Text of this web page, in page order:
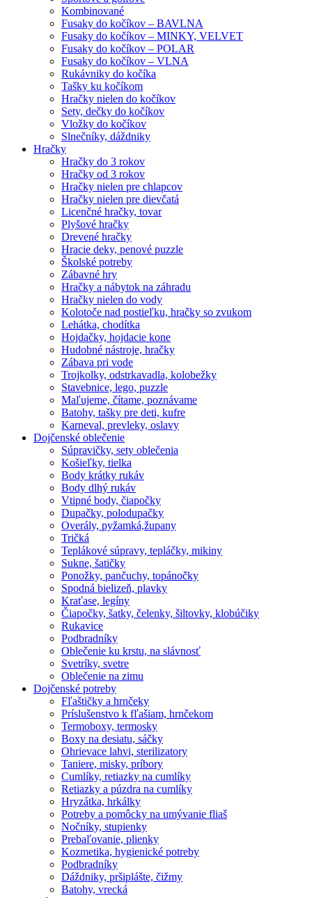
Kombinované
Fusaky do kočíkov – BAVLNA
Fusaky do kočíkov – MINKY, VELVET
Fusaky do kočíkov – POLAR
Fusaky do kočíkov – VLNA
Rukávniky do kočíka
Tašky ku kočíkom
Hračky nielen do kočíkov
Sety, dečky do kočíkov
Vložky do kočíkov
Slnečníky, dáždniky
Hračky
Hračky do 3 rokov
Hračky od 3 rokov
Hračky nielen pre chlapcov
Hračky nielen pre dievčatá
Licenčné hračky, tovar
Plyšové hračky
Drevené hračky
Hracie deky, penové puzzle
Školské potreby
Zábavné hry
Hračky a nábytok na záhradu
Hračky nielen do vody
Kolotoče nad postieľku, hračky so zvukom
Lehátka, chodítka
Hojdačky, hojdacie kone
Hudobné nástroje, hračky
Zábava pri vode
Trojkolky, odstrkavadla, kolobežky
Stavebnice, lego, puzzle
Maľujeme, čítame, poznávame
Batohy, tašky pre deti, kufre
Karneval, prevleky, oslavy
Dojčenské oblečenie
Súpravičky, sety oblečenia
Košieľky, tielka
Body krátky rukáv
Body dlhý rukáv
Vtipné body, čiapočky
Dupačky, polodupačky
Overály, pyžamká,župany
Tričká
Teplákové súpravy, tepláčky, mikiny
Sukne, šatičky
Ponožky, pančuchy, topánočky
Spodná bielizeň, plavky
Kraťase, legíny
Čiapočky, šatky, čelenky, šiltovky, klobúčiky
Rukavice
Podbradníky
Oblečenie ku krstu, na slávnosť
Svetríky, svetre
Oblečenie na zimu
Dojčenské potreby
Fľaštičky a hrnčeky
Príslušenstvo k fľašiam, hrnčekom
Termoboxy, termosky
Boxy na desiatu, sáčky
Ohrievace lahvi, sterilizatory
Taniere, misky, príbory
Cumlíky, retiazky na cumlíky
Retiazky a púzdra na cumlíky
Hryzátka, hrkálky
Potreby a pomôcky na umývanie fliaš
Nočníky, stupienky
Prebaľovanie, plienky
Kozmetika, hygienické potreby
Podbradníky
Dáždniky, pršiplášte, čižmy
Batohy, vrecká